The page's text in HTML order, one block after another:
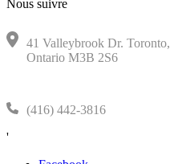
Nous suivre
41 Valleybrook Dr. Toronto,
Ontario M3B 2S6
(416) 442-3816
'